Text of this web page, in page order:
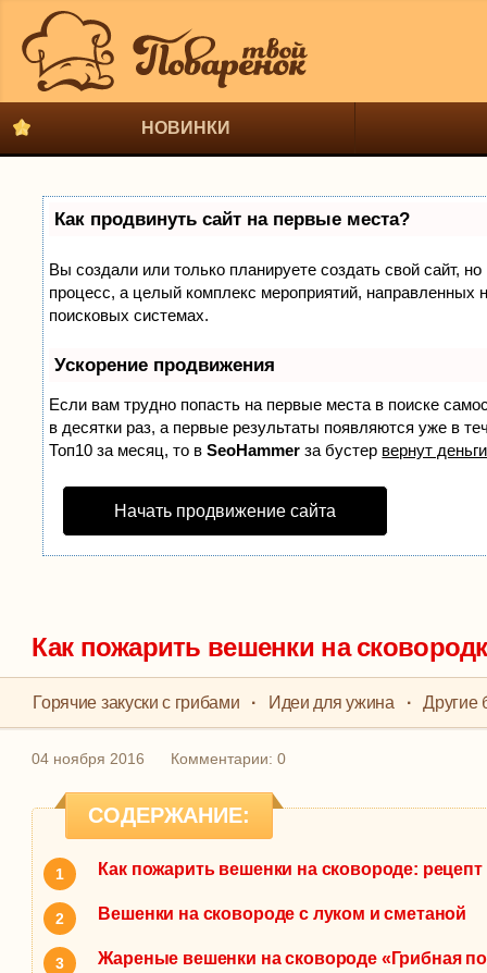
НОВИНКИ
Как продвинуть сайт на первые места?
Вы создали или только планируете создать свой сайт,
процесс, а целый комплекс мероприятий, направленных
поисковых системах.
Ускорение продвижения
Если вам трудно попасть на первые места в поиске
в десятки раз, а первые результаты появляются уже в
Топ10 за месяц, то вSeoHammer за бустер вернут
Начать продвижение сайта
Как пожарить вешенки на
Горячие закуски с грибами · Идеи для ужина · Другие
04 ноября 2016 Комментарии: 0
СОДЕРЖАНИЕ:
Как пожарить вешенки на сковороде: рецепт
Вешенки на сковороде с луком и сметаной
Жареные вешенки на сковороде «Грибная